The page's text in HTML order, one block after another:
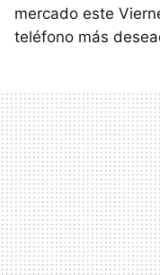
mercado este
teléfono más